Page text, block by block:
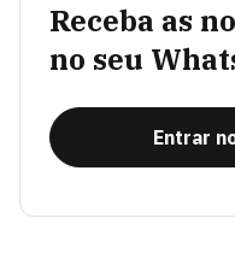
Receba as
no seu
Entrar